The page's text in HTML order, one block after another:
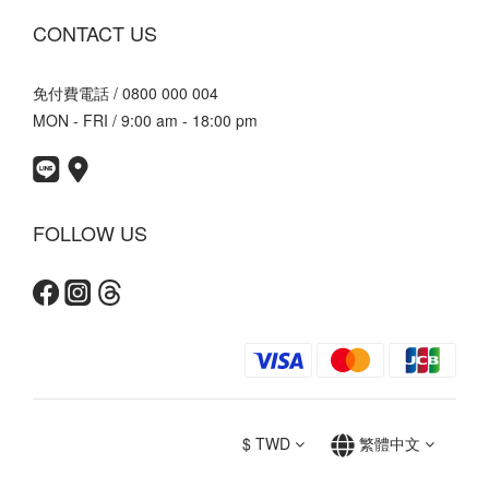
CONTACT US
免付費電話 / 0800 000 004
MON - FRI / 9:00 am - 18:00 pm
FOLLOW US
$ TWD 繁體中文